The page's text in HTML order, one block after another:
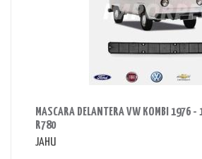
MASCARA DELANTERA VW KOMBI 1976
R780
JAHU